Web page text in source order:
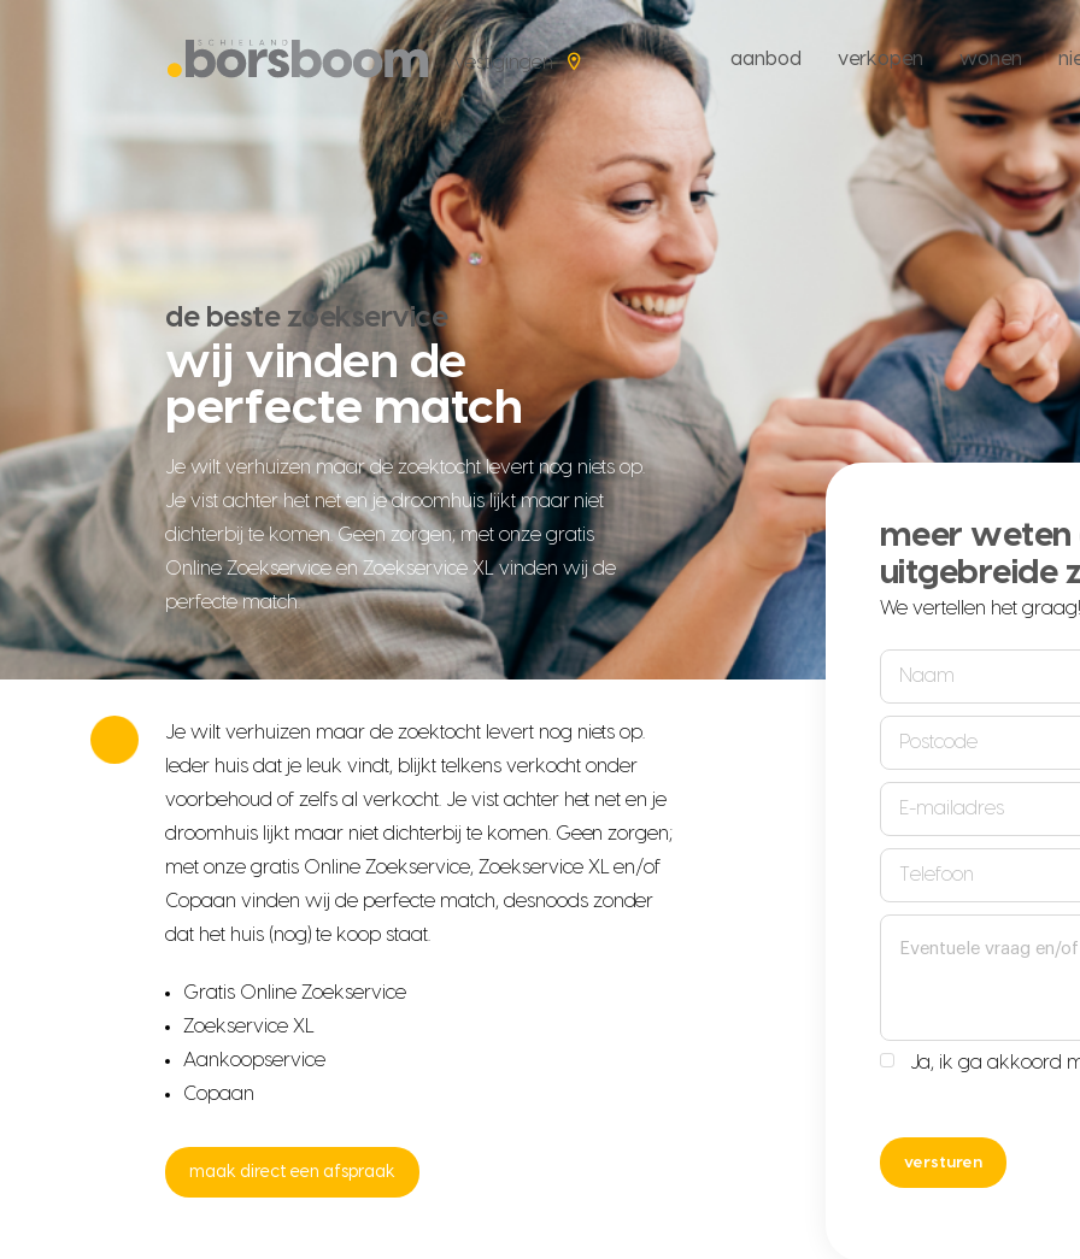
vestigingen aanbod verkopen wonen
de beste zoekservice
wij vinden de
perfecte match
Je wilt verhuizen maar de zoektocht levert nog niets op.
Je vist achter het net en je droomhuis lijkt maar niet
dichterbij te komen. Geen zorgen; met onze gratis
Online Zoekservice en Zoekservice XL vinden wij de
perfecte match.
meer weten
uitgebreide
We vertellen het graag!
Naam
(Vereist)
Postcode
(Vereist)
Emailadres
(Vereist)
Telefoon
(Vereist)
Privacyverklaring
Ja, ik ga akkoord
Je wilt verhuizen maar de zoektocht levert nog niets op.
Ieder huis dat je leuk vindt, blijkt telkens verkocht onder
voorbehoud of zelfs al verkocht. Je vist achter het net en je
droomhuis lijkt maar niet dichterbij te komen. Geen zorgen;
met onze gratis Online Zoekservice, Zoekservice XL en/of
Copaan vinden wij de perfecte match, desnoods zonder
dat het huis (nog) te koop staat.
Gratis Online Zoekservice
Zoekservice XL
Aankoopservice
Copaan
maak direct een afspraak